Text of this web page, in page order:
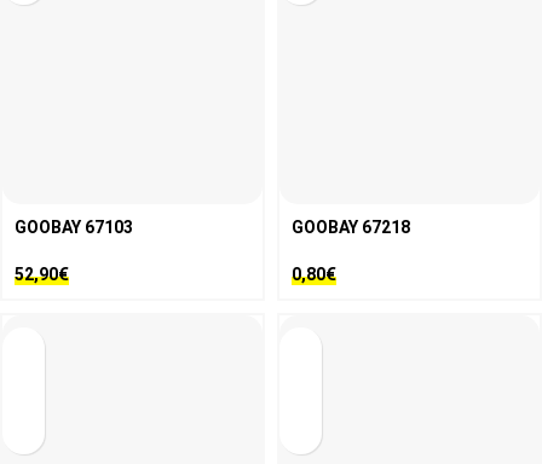
GOOBAY 67103
52,90€
GOOBAY 67218
0,80€